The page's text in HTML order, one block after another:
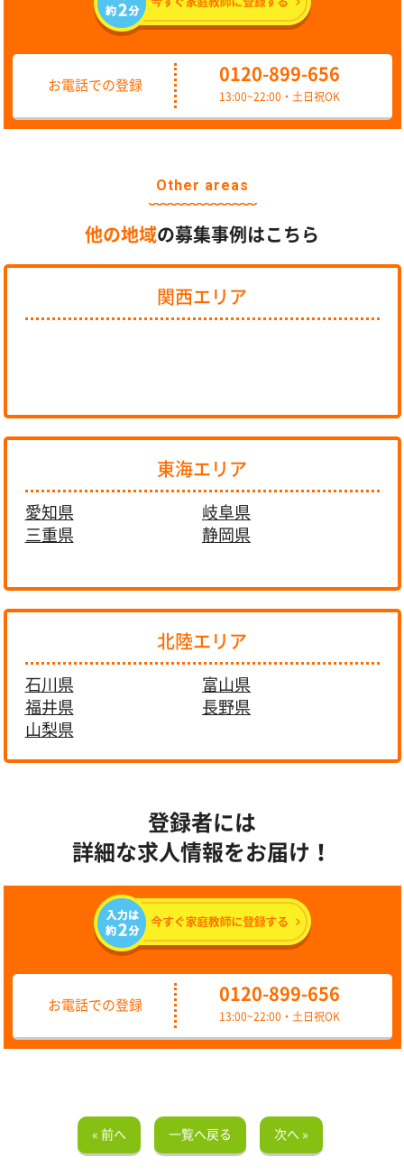
お電話での登録
0120-899-656
13:00~22:00・土日祝OK
Other areas
他の地域の募集事例はこちら
関西エリア
東海エリア
愛知県
岐阜県
三重県
静岡県
北陸エリア
石川県
富山県
福井県
長野県
山梨県
登録者には
詳細な求人情報をお届け！
お電話での登録
0120-899-656
13:00~22:00・土日祝OK
« 前へ 一覧へ戻る 次へ »